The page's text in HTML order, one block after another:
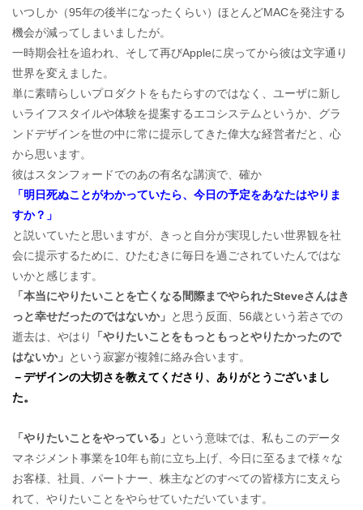
いつしか（95年の後半になったくらい）ほとんどMACを発注する
機会が減ってしまいましたが。
一時期会社を追われ、そして再びAppleに戻ってから彼は文字通り
世界を変えました。
単に素晴らしいプロダクトをもたらすのではなく、ユーザに新し
いライフスタイルや体験を提案するエコシステムというか、グラ
ンドデザインを世の中に常に提示してきた偉大な経営者だと、心
から思います。
彼はスタンフォードでのあの有名な講演で、確か
「明日死ぬことがわかっていたら、今日の予定をあなたはやりま
すか？」
と説いていたと思いますが、きっと自分が実現したい世界観を社
会に提示するために、ひたむきに毎日を過ごされていたんではな
いかと感じます。
「本当にやりたいことを亡くなる間際までやられたSteveさんはき
っと幸せだったのではないか」 と思う反面、56歳という若さでの
逝去は、やはり
「やりたいことをもっともっとやりたかったので
はないか」 という寂寥が複雑に絡み合います。
－デザインの大切さを教えてくださり、ありがとうございまし
た。
「やりたいことをやっている」 という意味では、私もこのデータ
マネジメント事業を10年も前に立ち上げ、今日に至るまで様々な
お客様、社員、パートナー、株主などのすべての皆様方に支えら
れて、やりたいことをやらせていただいています。